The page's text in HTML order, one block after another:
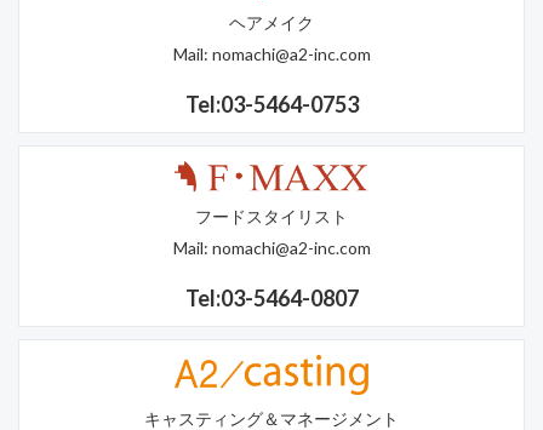
ヘアメイク
Mail: nomachi@a2-inc.com
Tel:03-5464-0753
フードスタイリスト
Mail: nomachi@a2-inc.com
Tel:03-5464-0807
キャスティング＆マネージメント